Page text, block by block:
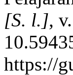
[S. l.],
https://